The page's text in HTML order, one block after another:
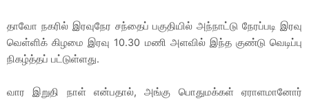
தாவோ நகரில் இரவுநேர சந்தைப் பகுதியில் அந்நாட்டு நேரப்படி இரவு
வெள்ளிக் கிழமை இரவு 10.30 மணி அளவில் இந்த குண்டு வெடிப்பு
நிகழ்த்தப் பட்டுள்ளது.
வார இறுதி நாள் என்பதால், அங்கு பொதுமக்கள் ஏராளமானோர்